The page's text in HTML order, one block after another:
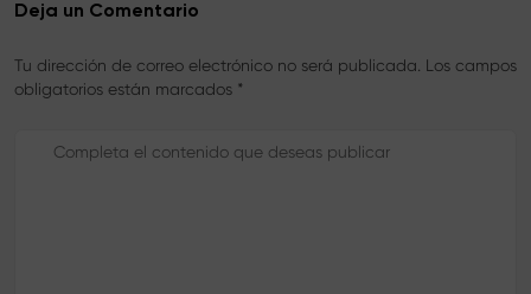
Deja un Comentario
Tu dirección de correo electrónico no será publicada. Los campos
obligatorios están marcados *